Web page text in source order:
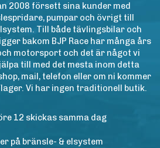
2008 försett sina kunder med
pumpar och övrigt till
Till både tävlingsbilar och
bakom BJP Race har många års
motorsport och det är något vi
till med det mesta inom detta
mail, telefon eller om ni kommer
Vi har ingen traditionell butik.
12 skickas samma dag
på bränsle- & elsystem